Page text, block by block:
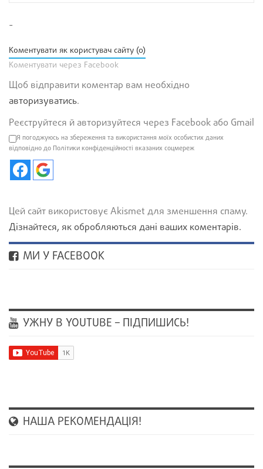
-
Коментувати як користувач сайту (0)
Коментувати через Facebook
Щоб відправити коментар вам необхідно
авторизуватись.
Реєструйтеся й авторизуйтеся через Facebook або Gmail
Я погоджуюсь на збереження та використання моїх особистих даних
відповідно до Політики конфіденційності вказаних соцмереж
Цей сайт використовує Akismet для зменшення спаму.
Дізнайтеся, як обробляються дані ваших коментарів.
МИ У FACEBOOK
УЖНУ В YOUTUBE – ПІДПИШИСЬ!
НАША РЕКОМЕНДАЦІЯ!